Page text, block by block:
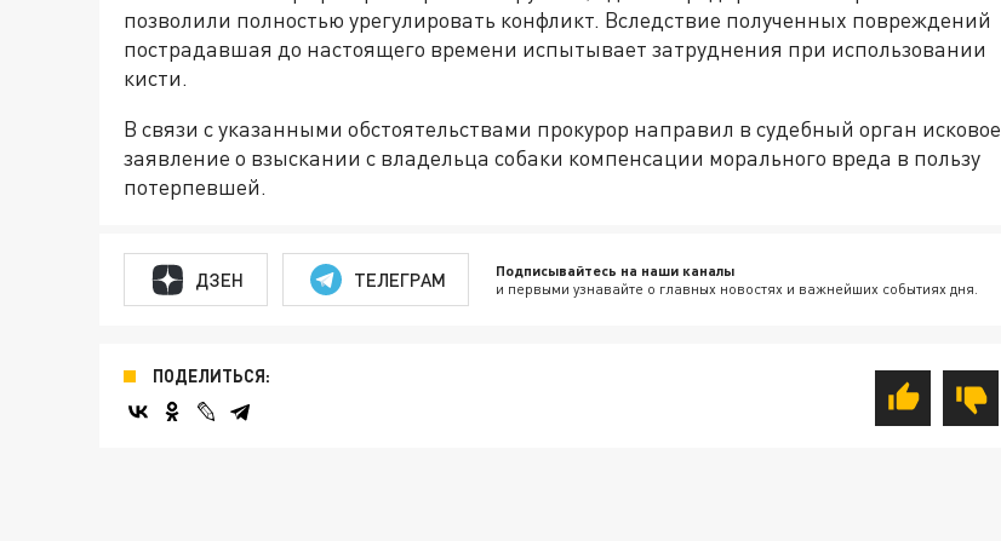
позволили полностью урегулировать конфликт. Вследствие полученных повреждений
пострадавшая до настоящего времени испытывает затруднения при использовании
кисти.
В связи с указанными обстоятельствами прокурор направил в судебный орган исковое
заявление о взыскании с владельца собаки компенсации морального вреда в пользу
потерпевшей.
ДЗЕН ТЕЛЕГРАМ Подписывайтесь на наши каналы
и первыми узнавайте о главных новостях и важнейших событиях дня.
ПОДЕЛИТЬСЯ: